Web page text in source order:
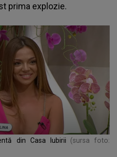
prima explozie.
din Casa Iubirii
(sursa foto: